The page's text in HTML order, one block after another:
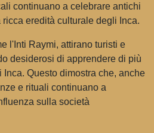
continuano a celebrare antichi
eredità culturale degli Inca.
l'Inti Raymi, attirano turisti e
desiderosi di apprendere di più
Questo dimostra che, anche
e rituali continuano a
sulla società